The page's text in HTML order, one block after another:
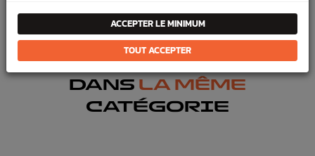
Silent bloc, rotules , tirants, triangles
DANS LA MÊME
CATÉGORIE
ACCEPTER LE MINIMUM
TOUT ACCEPTER